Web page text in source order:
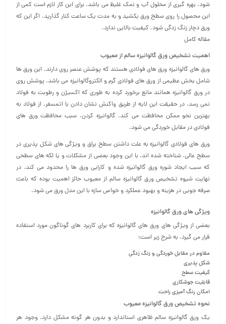
شود، بهره گیری از محلول آب و نمک غلیظ می باشد. برای این کار لازم است کمی از
این محصول را روی سطح ورق بکشید و به مدت یک ساعت کنار گذارید. اگر این که
ورق دچار زنگ زدگی شود، کیفیت بالایی ندارد.
مقاله کامل
اهمیت تشخیص ورق گالوانیزه سالم از معیوب
ورق های گالوانیزه ورق های فولادی هستند که پوشش عنصر روی دارند. این ورق ها
شامل بخش عظیمی از ورق های فولادی گرم و الکتروگالوانیزه می باشد. پوشش روی
در ورق گالوانیزه همانند مانع برخورد کرده به طوری که اکسیژن و رطوبت به فولاد
نمی رسد. در حقیقت این لایه از طریق واکنش نشان دادن با اتمسفر، از فولاد به
بهترین نحو ممکن محافظت می کند. گالوانیزه کردن، سبب محافظت ورق های
فولادی در مقابل خوردگی می شود.
ورق های فولادی گالوانیزه به علت داشتن سطح براق و ویژگی های شکل پذیری در
سطح عالی، شناخته شده اند. با این وجود بعضی از مشکلات و یا لکه های سطحی
که سبب ایجاد شوره ورق گالوانیزه شده و کارایی ورق ها را محدود می کند. در
نهایت شیوه تشخیص ورق گالوانیزه سالم از معیوب حائز اهمیت بوده که باعث
صرفه جویی در هزینه و بهبود عملکرد و خواص سازه با این مدل ورق می شود.
ویژگی های ورق گالوانیزه
بعضی از ویژگی های ورق های گالوانیزه که برای کاربرد های گوناگون مورد استفاده
قرار می گیرد، به شرح زیر است:
مقاوم در مقابل خوردگی و زنگ زدگی
شکل پذیری
کیفیت سطح
قابلیت جوشکاری
امکان رنگ آمیزی راحت
نحوه تشخیص ورق گالوانیزه معیوب
یک ورق گالوانیزه سالم ظاهری استاندارد و بدون هر گونه مشکل دارد. وجود هر